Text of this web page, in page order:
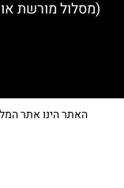
(מסלול מורשת
האתר הינו אתר